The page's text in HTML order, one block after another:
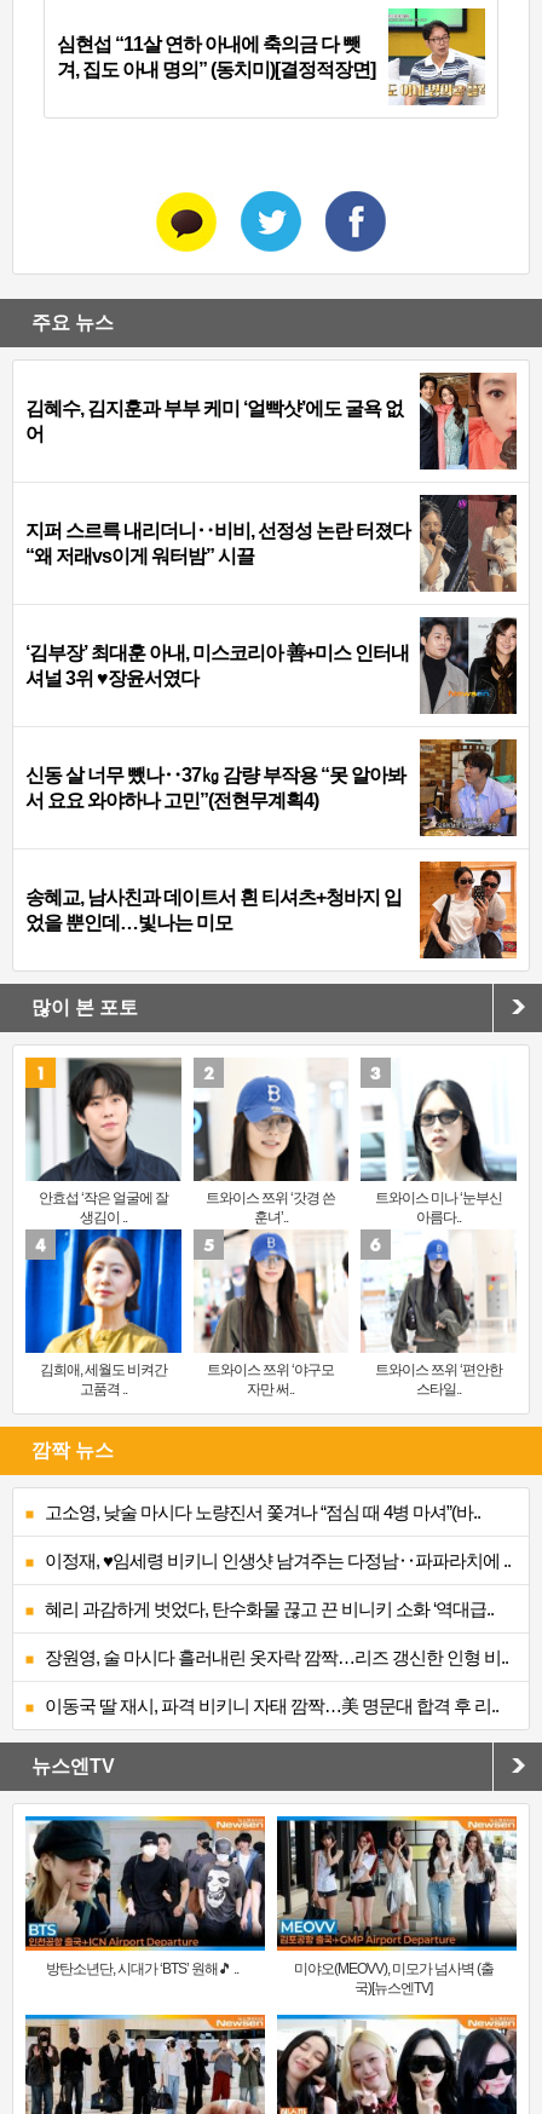
심현섭 “11살 연하 아내에 축의금 다 뺏
겨, 집도 아내 명의” (동치미)[결정적장면]
주요 뉴스
김혜수, 김지훈과 부부 케미 ‘얼빡샷’에도 굴욕 없
어
지퍼 스르륵 내리더니‥비비, 선정성 논란 터졌다
“왜 저래vs이게 워터밤” 시끌
‘김부장’ 최대훈 아내, 미스코리아 善+미스 인터내
셔널 3위 ♥장윤서였다
신동 살 너무 뺐나‥37㎏ 감량 부작용 “못 알아봐
서 요요 와야하나 고민”(전현무계획4)
송혜교, 남사친과 데이트서 흰 티셔츠+청바지 입
었을 뿐인데…빛나는 미모
많이 본 포토
안효섭 ‘작은 얼굴에 잘
생김이 ..
트와이스 쯔위 ‘갓경 쓴
훈녀’..
트와이스 미나 ‘눈부신
아름다..
김희애, 세월도 비켜간
고품격 ..
트와이스 쯔위 ‘야구모
자만 써..
트와이스 쯔위 ‘편안한
스타일..
깜짝 뉴스
고소영, 낮술 마시다 노량진서 쫓겨나 “점심 때 4병 마셔”(바..
이정재, ♥임세령 비키니 인생샷 남겨주는 다정남‥파파라치에 ..
혜리 과감하게 벗었다, 탄수화물 끊고 끈 비니키 소화 ‘역대급..
장원영, 술 마시다 흘러내린 옷자락 깜짝…리즈 갱신한 인형 비..
이동국 딸 재시, 파격 비키니 자태 깜짝…美 명문대 합격 후 리..
뉴스엔TV
방탄소년단, 시대가 ‘BTS’ 원해🎵 ..
미야오(MEOVV), 미모가 넘사벽 (출
국)[뉴스엔TV]